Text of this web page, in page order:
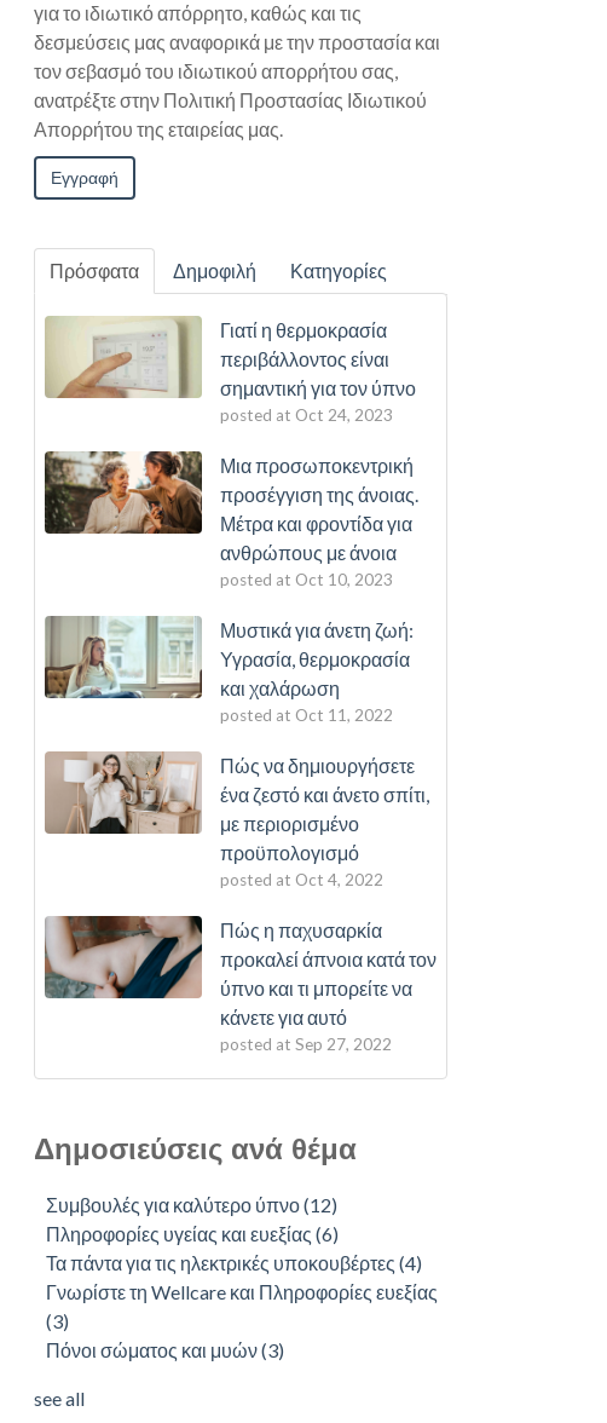
για το ιδιωτικό απόρρητο, καθώς και τις
δεσμεύσεις μας αναφορικά με την προστασία και
τον σεβασμό του ιδιωτικού απορρήτου σας,
ανατρέξτε στην Πολιτική Προστασίας Ιδιωτικού
Απορρήτου της εταιρείας μας.
Πρόσφατα Δημοφιλή Κατηγορίες
Γιατί η θερμοκρασία
περιβάλλοντος είναι
σημαντική για τον ύπνο
posted at Oct 24, 2023
Μια προσωποκεντρική
προσέγγιση της άνοιας.
Μέτρα και φροντίδα για
ανθρώπους με άνοια
posted at Oct 10, 2023
Μυστικά για άνετη ζωή:
Υγρασία, θερμοκρασία
και χαλάρωση
posted at Oct 11, 2022
Πώς να δημιουργήσετε
ένα ζεστό και άνετο σπίτι,
με περιορισμένο
προϋπολογισμό
posted at Oct 4, 2022
Πώς η παχυσαρκία
προκαλεί άπνοια κατά τον
ύπνο και τι μπορείτε να
κάνετε για αυτό
posted at Sep 27, 2022
Δημοσιεύσεις ανά θέμα
Συμβουλές για καλύτερο ύπνο(12)
Πληροφορίες υγείας και ευεξίας(6)
Τα πάντα για τις ηλεκτρικές υποκουβέρτες(4)
Γνωρίστε τη Wellcare και Πληροφορίες ευεξίας
(3)
Πόνοι σώματος και μυών(3)
see all